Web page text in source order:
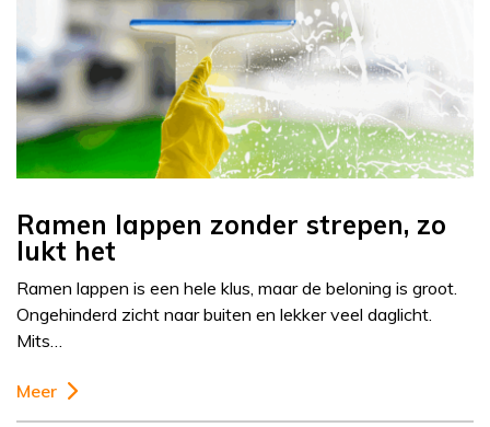
Ramen lappen zonder strepen, zo
lukt het
Ramen lappen is een hele klus, maar de beloning is groot.
Ongehinderd zicht naar buiten en lekker veel daglicht.
Mits…
Meer